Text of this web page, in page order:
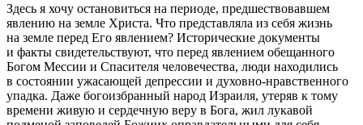
Здесь я хочу остановиться на периоде, предшествовавшем
явлению на земле Христа. Что представляла из себя жизнь
на земле перед Его явлением? Исторические документы
и факты свидетельствуют, что перед явлением обещанного
Богом Мессии и Спасителя человечества, люди находились
в состоянии ужасающей депрессии и духовно-нравственного
упадка. Даже богоизбранный народ Израиля, утеряв к тому
времени живую и сердечную веру в Бога, жил лукавой